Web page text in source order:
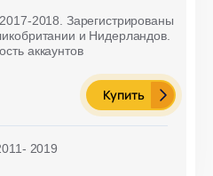
2018. Зарегистрированы
и Нидерландов.
аккаунтов
Купить
2019